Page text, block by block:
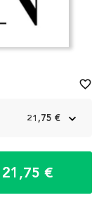
21,75 €
21,75 €
favorite_border